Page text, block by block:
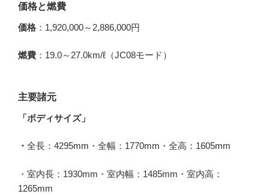
価格と燃費
価格 ：1,920,000～2,886,000円
燃費 ：19.0～27.0km/ℓ（JC08モード）
主要諸元
「ボディサイズ」
・ 全長：4295mm・全幅：1770mm・全高：1605mm
・室内長：1930mm・室内幅：1485mm・室内高：
1265mm